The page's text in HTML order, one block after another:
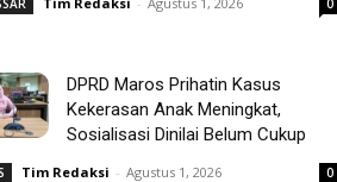
0
DPRD Maros Prihatin Kasus
Kekerasan Anak Meningkat,
Sosialisasi Dinilai Belum Cukup
Tim Redaksi - Agustus 1, 2026 0